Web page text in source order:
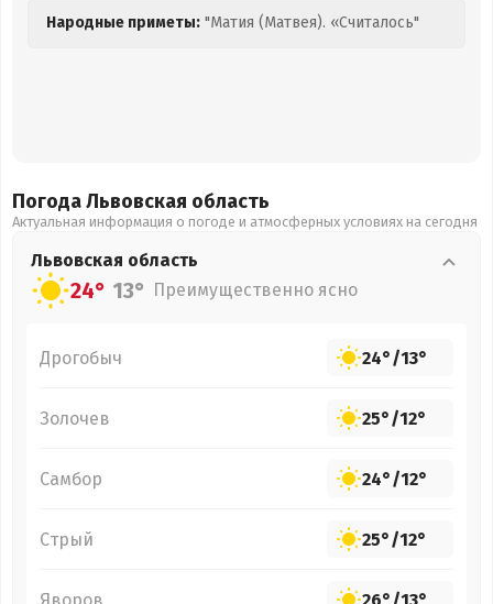
Народные приметы: "Матия (Матвея). «Считалось"
Погода Львовская область
Актуальная информация о погоде и атмосферных условиях на сегодня
Львовская область
24° 13° Преимущественно ясно
Дрогобыч 24°/13°
Золочев 25°/12°
Самбор 24°/12°
Стрый 25°/12°
Яворов 26°/13°